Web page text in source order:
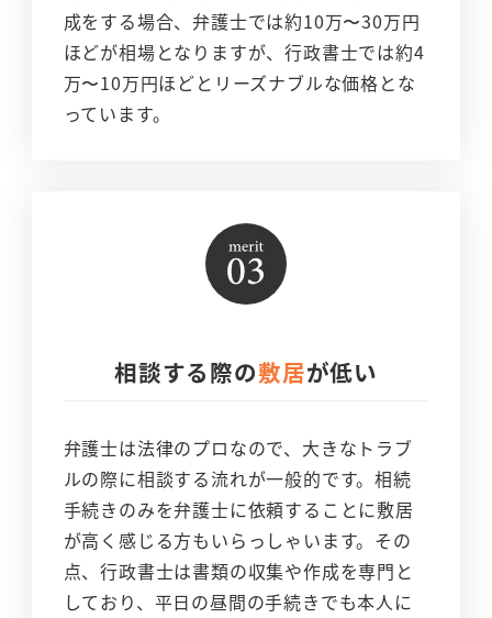
成をする場合、弁護士では約10万〜30万円
ほどが相場となりますが、行政書士では約4
万〜10万円ほどとリーズナブルな価格とな
っています。
相談する際の敷居が低い
弁護士は法律のプロなので、大きなトラブ
ルの際に相談する流れが一般的です。相続
手続きのみを弁護士に依頼することに敷居
が高く感じる方もいらっしゃいます。その
点、行政書士は書類の収集や作成を専門と
しており、平日の昼間の手続きでも本人に